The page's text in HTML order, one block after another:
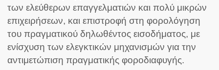
των ελεύθερων επαγγελματιών και πολύ μικρών
επιχειρήσεων, και επιστροφή στη φορολόγηση
του πραγματικού δηλωθέντος εισοδήματος, με
ενίσχυση των ελεγκτικών μηχανισμών για την
αντιμετώπιση πραγματικής φοροδιαφυγής.